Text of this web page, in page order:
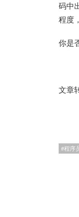
码中
程度
你是
文章
程序